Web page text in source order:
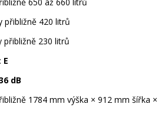
přibližně 420 litrů
přibližně 230 litrů
E
dB
1784 mm výška × 912 mm šířka ×